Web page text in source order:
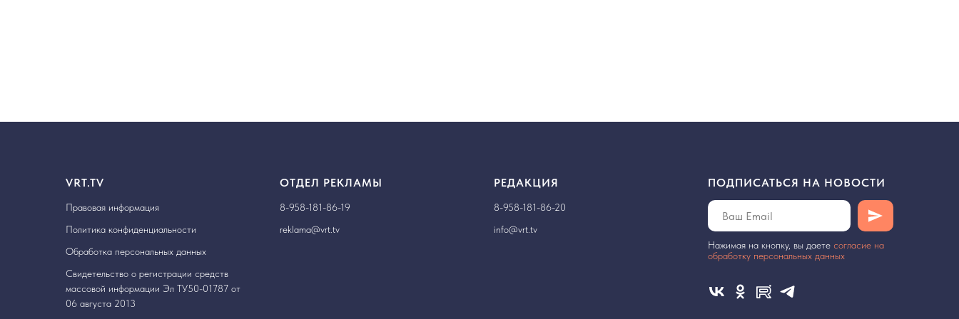
VRT.TV
Правовая информация
Политика конфиденциальности
Обработка персональных данных
Свидетельство о регистрации средств
массовой информации Эл ТУ50-01787 от
06 августа 2013
ОТДЕЛ РЕКЛАМЫ
8-958-181-86-19
reklama@vrt.tv
РЕДАКЦИЯ
8-958-181-86-20
info@vrt.tv
ПОДПИСАТЬСЯ НА НОВОСТИ
Нажимая на кнопку, вы даете cогласие на
обработку персональных данных